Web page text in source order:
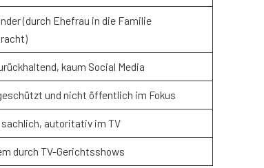
(durch Ehefrau in die Familie
kaum Social Media
und nicht öffentlich im Fokus
sachlich, autoritativ im TV
durch TV-Gerichtsshows